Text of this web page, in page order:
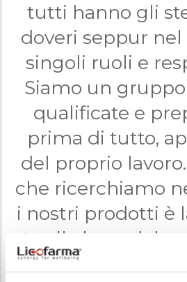
tutti hanno gli
doveri seppur
singoli ruoli e
Siamo un
qualificate e
prima di tutto,
del proprio
che ricerchiamo
i nostri prodotti è
sta alla base del
questo